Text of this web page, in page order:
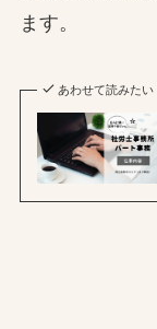
ます。
あわせて読みたい